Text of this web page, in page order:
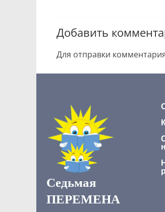
Добавить
Для отправки
Седьмая
ПЕРЕМЕНА